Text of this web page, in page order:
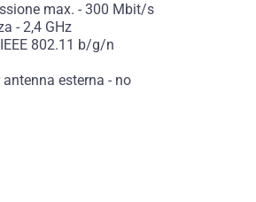
max. - 300 Mbit/s
- 2,4 GHz
IEEE 802.11 b/g/n
esterna - no